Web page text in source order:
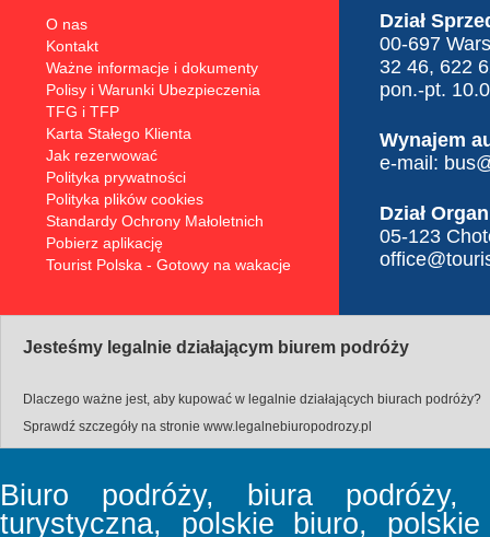
O nas
Kontakt
Ważne informacje i dokumenty
Polisy i Warunki Ubezpieczenia
TFG i TFP
Karta Stałego Klienta
Jak rezerwować
Polityka prywatności
Polityka plików cookies
Standardy Ochrony Małoletnich
Pobierz aplikację
Tourist Polska - Gotowy na wakacje
Dział
00-697
32 46, 622
pon.-pt.
Wynajem
e-mail:
Dział
05-123
Jesteśmy legalnie działającym biurem podróży
Dlaczego ważne jest, aby kupować w legalnie działających biurach podróży?
Sprawdź szczegóły na stronie www.legalnebiuropodrozy.pl
Biuro podróży, biura podróży,
turystyczna, polskie biuro,